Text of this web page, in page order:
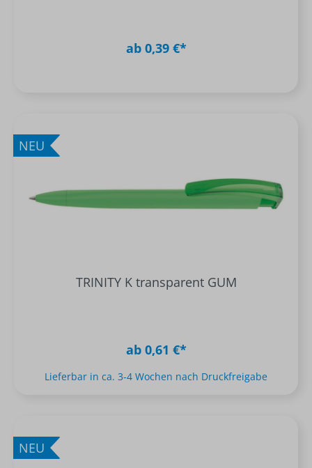
ab 0,39 €*
NEU
TRINITY K transparent GUM
ab 0,61 €*
Lieferbar in ca. 3-4 Wochen nach Druckfreigabe
NEU